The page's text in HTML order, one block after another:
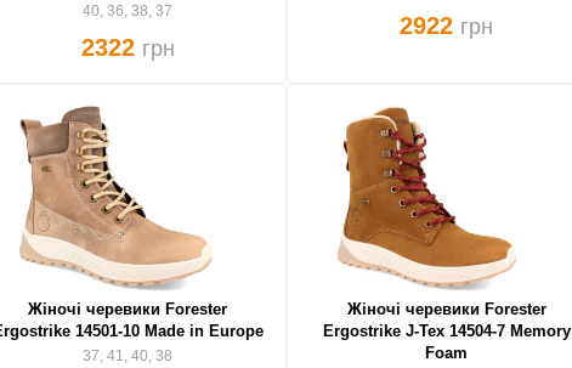
40, 36, 38, 37
2322 грн
2922 грн
Жіночі черевики Forester
14501-10 Made in Europe
37, 41, 40, 38
Жіночі черевики Forester
Ergostrike J-Tex 14504-7 Memory
Foam